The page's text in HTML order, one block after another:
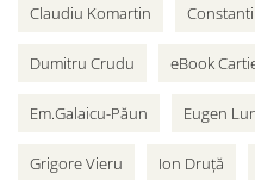
Claudiu Komartin
Dumitru Crudu eBook
Em.Galaicu-Păun Eugen
Grigore Vieru Ion Druță